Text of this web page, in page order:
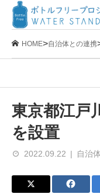
HOME>自治体との連携
東京都江戸
を設置
2022.09.22 自治